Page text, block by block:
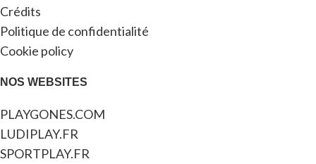
Crédits
Politique de confidentialité
Cookie policy
NOS WEBSITES
PLAYGONES.COM
LUDIPLAY.FR
SPORTPLAY.FR